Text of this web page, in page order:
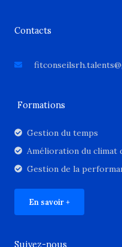
Contacts
Formations
Gestion du temps
Amélioration du climat
Gestion de la
En savoir +
Suivez-nous